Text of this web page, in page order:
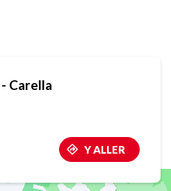
Carella
Y ALLER